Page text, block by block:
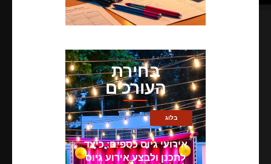
בחירת
העורכים
בלוג
אירועי גיוס כספים: כיצד
לתכנן ולבצע אירוע גיוס